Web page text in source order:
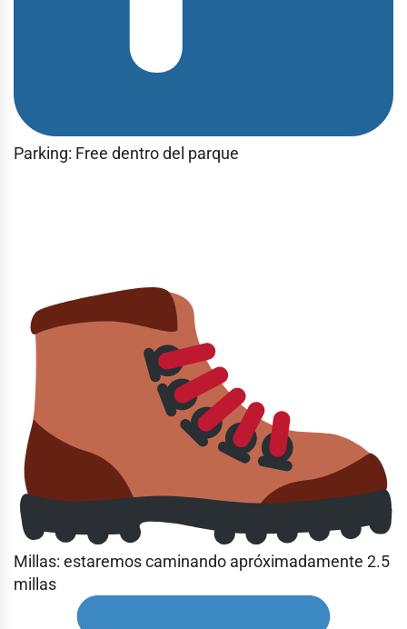
Parking: Free dentro del parque
Millas: estaremos caminando apróximadamente 2.5
millas